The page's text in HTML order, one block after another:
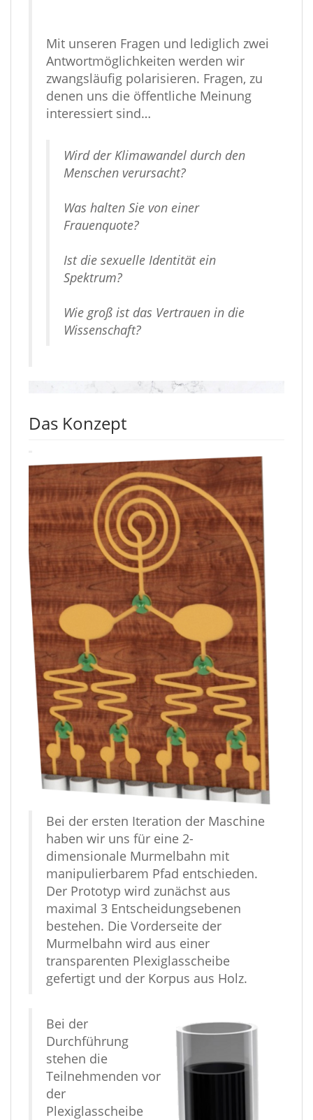
Mit unseren Fragen und lediglich zwei
Antwortmöglichkeiten werden wir
zwangsläufig polarisieren. Fragen, zu
denen uns die öffentliche Meinung
interessiert sind…
Wird der Klimawandel durch den
Menschen verursacht?
Was halten Sie von einer
Frauenquote?
Ist die sexuelle Identität ein
Spektrum?
Wie groß ist das Vertrauen in die
Wissenschaft?
Das Konzept
Bei der ersten Iteration der Maschine
haben wir uns für eine 2-
dimensionale Murmelbahn mit
manipulierbarem Pfad entschieden.
Der Prototyp wird zunächst aus
maximal 3 Entscheidungsebenen
bestehen. Die Vorderseite der
Murmelbahn wird aus einer
transparenten Plexiglasscheibe
gefertigt und der Korpus aus Holz.
Bei der
Durchführung
stehen die
Teilnehmenden vor
der
Plexiglasscheibe